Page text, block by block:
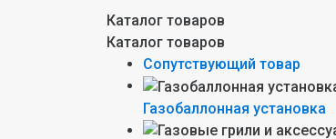
Каталог товаров
Каталог товаров
Сопутствующий товар
Газобаллонная установка